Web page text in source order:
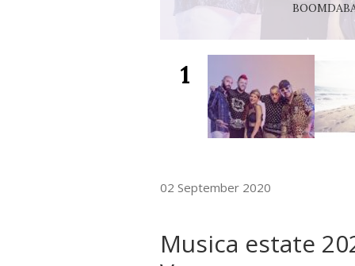
1
02 September 2020
Musica estate